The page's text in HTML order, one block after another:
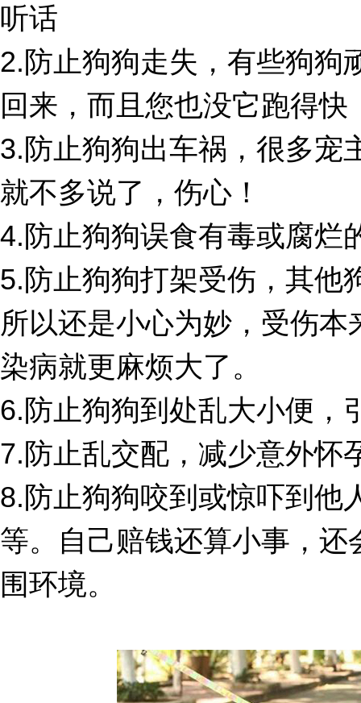
听话
2.防止狗狗走失，有些狗狗
回来，而且您也没它跑得
3.防止狗狗出车祸，很多宠
就不多说了，伤心！
4.防止狗狗误食有毒或腐烂
5.防止狗狗打架受伤，其他
所以还是小心为妙，受伤
染病就更麻烦大了。
6.防止狗狗到处乱大小便，
7.防止乱交配，减少意外怀
8.防止狗狗咬到或惊吓到他
等。自己赔钱还算小事，
围环境。